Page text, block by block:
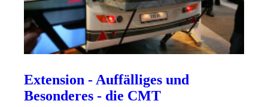
Extension - Auffälliges und
Besonderes - die CMT